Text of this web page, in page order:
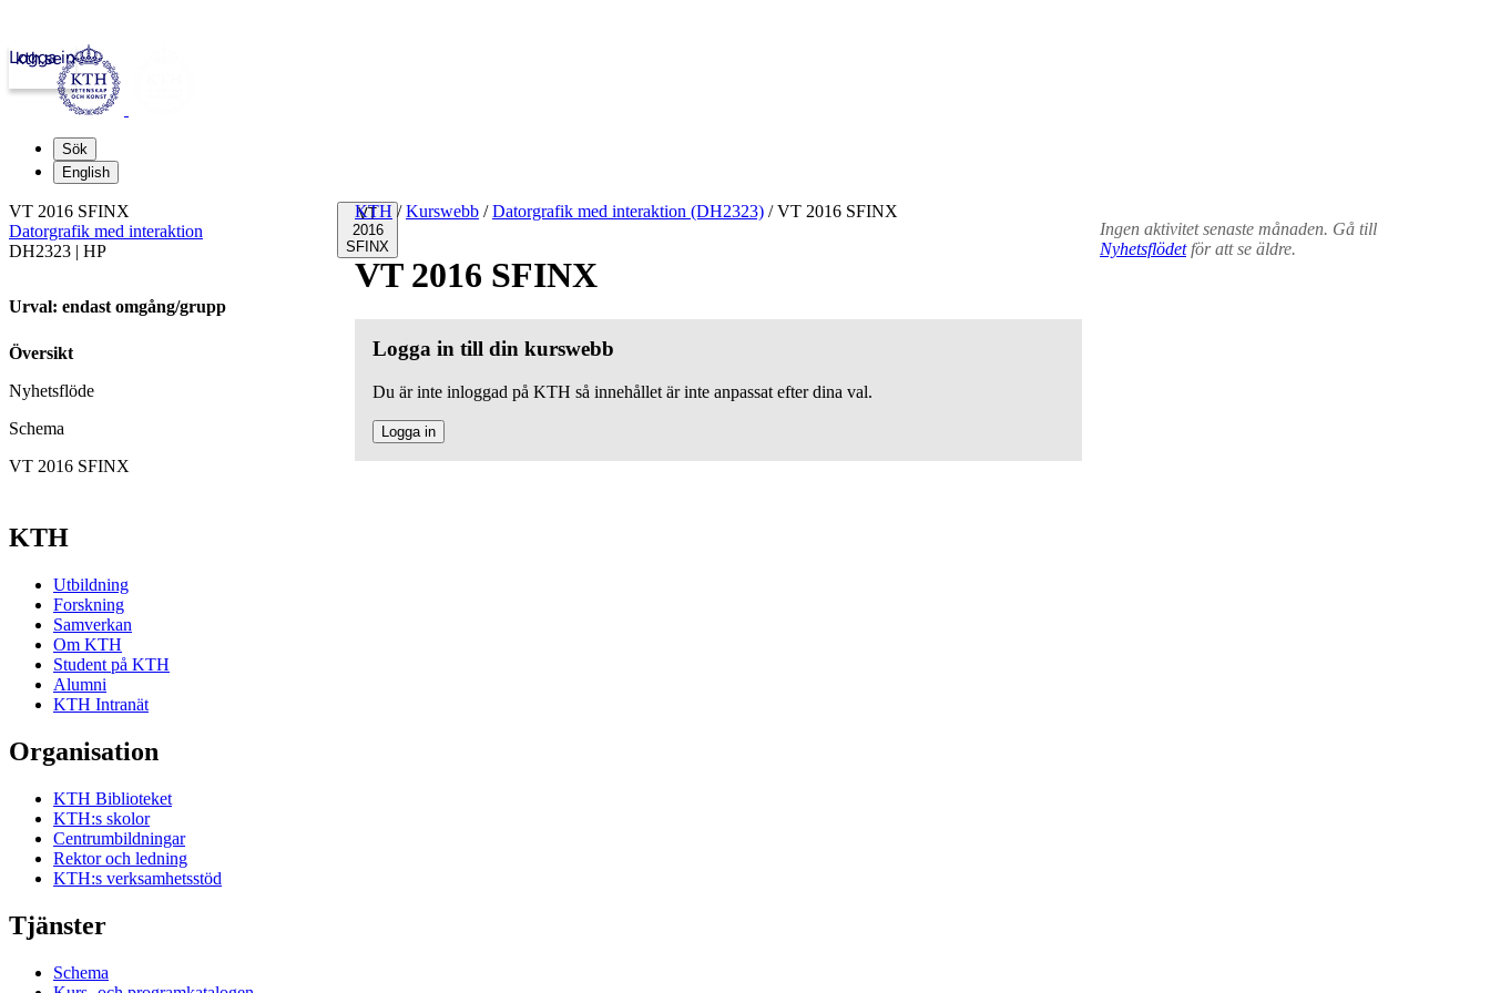
kth.se
Logga in
Sök
English
VT
2016
SFINX
KTH / Kurswebb / Datorgrafik med interaktion (DH2323) /VT 2016 SFINX
VT 2016 SFINX
Logga in till din kurswebb
Du är inte inloggad på KTH så innehållet är inte anpassat efter dina val.
Logga in
Ingen aktivitet senaste månaden. Gå till
Nyhetsflödetför att se äldre.
VT 2016 SFINX
Datorgrafik med interaktion
DH2323 | HP
Urval: endast omgång/grupp
Översikt
Nyhetsflöde
Schema
VT 2016 SFINX
KTH
Utbildning
Forskning
Samverkan
Om KTH
Student på KTH
Alumni
KTH Intranät
Organisation
KTH Biblioteket
KTH:s skolor
Centrumbildningar
Rektor och ledning
KTH:s verksamhetsstöd
Tjänster
Schema